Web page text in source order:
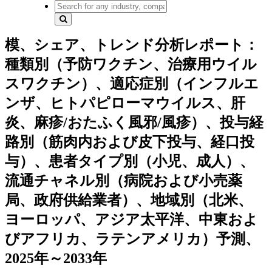
模、シェア、トレンド分析レポート：
種類別（予防ワクチン、治療用ウイル
スワクチン）、適応症別（インフルエ
ンザ、ヒトパピローマウイルス、肝
炎、麻疹/おたふく風邪/風疹）、投与経
路別（筋肉内および皮下投与、経口投
与）、患者タイプ別（小児、成人）、
流通チャネル別（病院および小売薬
局、政府供給業者）、地域別（北米、
ヨーロッパ、アジア太平洋、中東およ
びアフリカ、ラテンアメリカ）予測、
2025年～2033年